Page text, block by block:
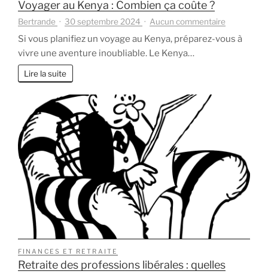
Voyager au Kenya : Combien ça coûte ?
Bertrande 30 septembre 2024 Aucun commentaire
Voyager
Si vous planifiez un voyage au Kenya, préparez-vous à
vivre une aventure inoubliable. Le Kenya…
Lire la suite
FINANCES ET RETRAITE
Retraite des professions libérales : quelles